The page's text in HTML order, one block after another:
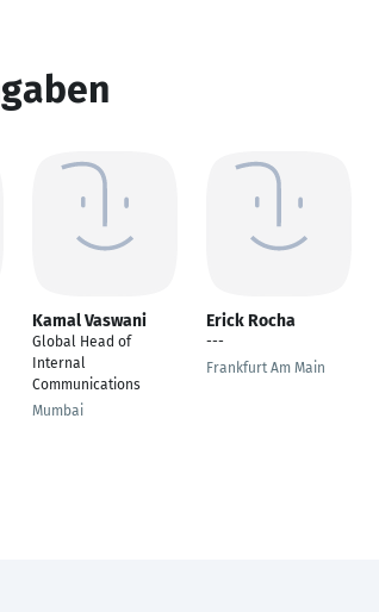
Kamal Vaswani
Global Head of
Internal
Communications
Mumbai
Erick Rocha
---
Frankfurt Am Main